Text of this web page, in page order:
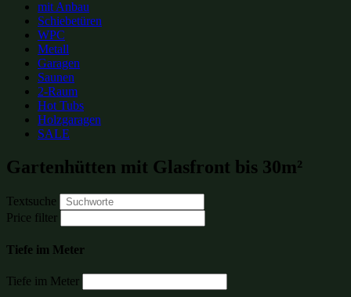
mit Anbau
Schiebetüren
WPC
Metall
Garagen
Saunen
2-Raum
Hot Tubs
Holzgaragen
SALE
Gartenhütten mit Glasfront bis 30m²
Textsuche
Price filter
Tiefe im Meter
Tiefe im Meter